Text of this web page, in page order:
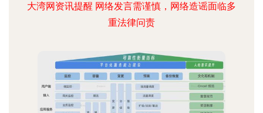
大湾网资讯提醒 网络发言需谨慎，网络造谣面临多
重法律问责